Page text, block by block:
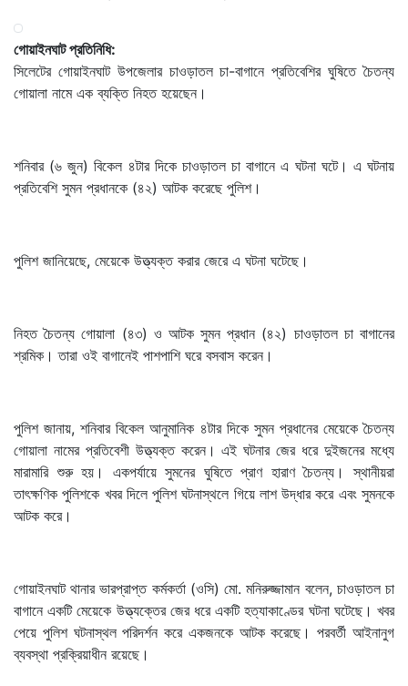
গোয়াইনঘাট প্রতিনিধি:
সিলেটের গোয়াইনঘাট উপজেলার চাওড়াতল চা-বাগানে প্রতিবেশির ঘুষিতে চৈতন্য
গোয়ালা নামে এক ব্যক্তি নিহত হয়েছেন।
শনিবার (৬ জুন) বিকেল ৪টার দিকে চাওড়াতল চা বাগানে এ ঘটনা ঘটে। এ ঘটনায়
প্রতিবেশি সুমন প্রধানকে (৪২) আটক করেছে পুলিশ।
পুলিশ জানিয়েছে, মেয়েকে উত্ত্যক্ত করার জেরে এ ঘটনা ঘটেছে।
নিহত চৈতন্য গোয়ালা (৪৩) ও আটক সুমন প্রধান (৪২) চাওড়াতল চা বাগানের
শ্রমিক। তারা ওই বাগানেই পাশপাশি ঘরে বসবাস করেন।
পুলিশ জানায়, শনিবার বিকেল আনুমানিক ৪টার দিকে সুমন প্রধানের মেয়েকে চৈতন্য
গোয়ালা নামের প্রতিবেশী উত্ত্যক্ত করেন। এই ঘটনার জের ধরে দুইজনের মধ্যে
মারামারি শুরু হয়। একপর্যায়ে সুমনের ঘুষিতে প্রাণ হারাণ চৈতন্য। স্থানীয়রা
তাৎক্ষণিক পুলিশকে খবর দিলে পুলিশ ঘটনাস্থলে গিয়ে লাশ উদ্ধার করে এবং সুমনকে
আটক করে।
গোয়াইনঘাট থানার ভারপ্রাপ্ত কর্মকর্তা (ওসি) মো. মনিরুজ্জামান বলেন, চাওড়াতল চা
বাগানে একটি মেয়েকে উত্ত্যক্তের জের ধরে একটি হত্যাকাণ্ডের ঘটনা ঘটেছে। খবর
পেয়ে পুলিশ ঘটনাস্থল পরিদর্শন করে একজনকে আটক করেছে। পরবর্তী আইনানুগ
ব্যবস্থা প্রক্রিয়াধীন রয়েছে।